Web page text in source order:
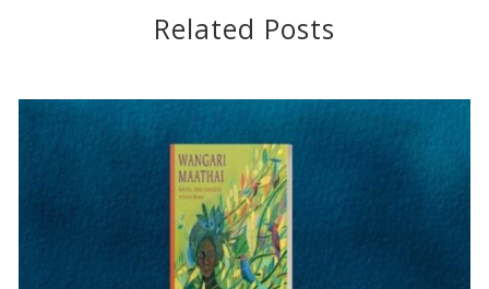
Related Posts